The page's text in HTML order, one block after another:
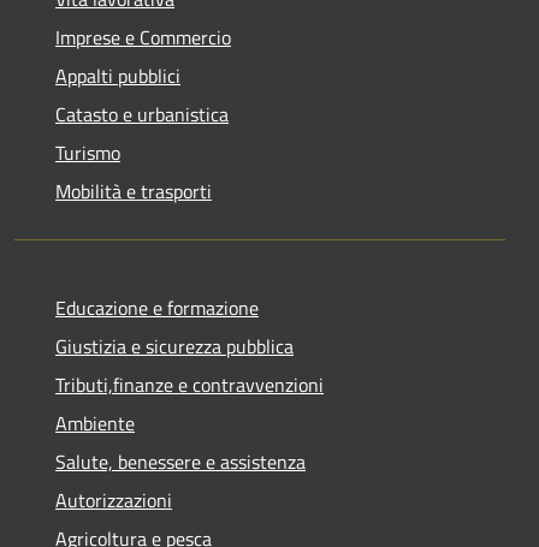
Imprese e Commercio
Appalti pubblici
Catasto e urbanistica
Turismo
Mobilità e trasporti
Educazione e formazione
Giustizia e sicurezza pubblica
Tributi,finanze e contravvenzioni
Ambiente
Salute, benessere e assistenza
Autorizzazioni
Agricoltura e pesca